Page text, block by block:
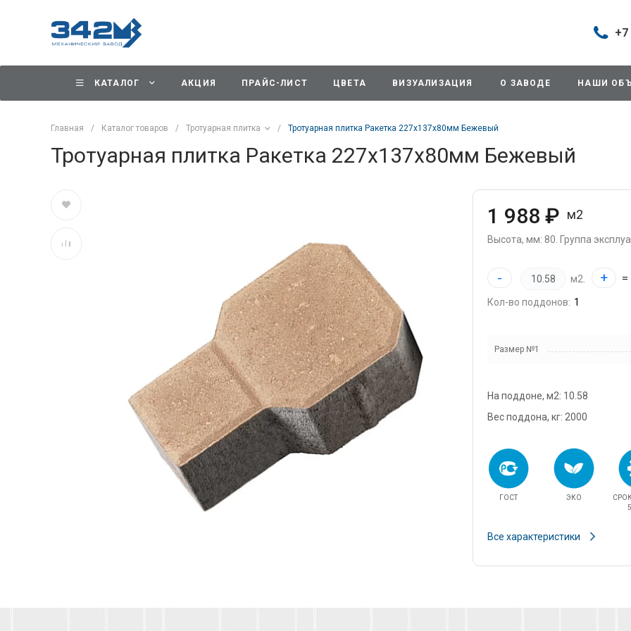
+7
+7
г.
д.11/10
+7
г.
г.
КАТАЛОГ АКЦИЯ ПРАЙС-ЛИСТ ЦВЕТА ВИЗУАЛИЗАЦИЯ О ЗАВОДЕ НАШИ
Главная / Каталог товаров / Тротуарная плитка / Тротуарная плитка Ракетка 227х137х80мм Бежевый
Тротуарная плитка Ракетка 227х137х80мм Бежевый
1 988 ₽ м2
Высота, мм: 80. Группа
- м2. + =
Кол-во поддонов:
Размер №1
На поддоне, м2: 10.58
Вес поддона, кг: 2000
ГОСТ ЭКО
Все характеристики